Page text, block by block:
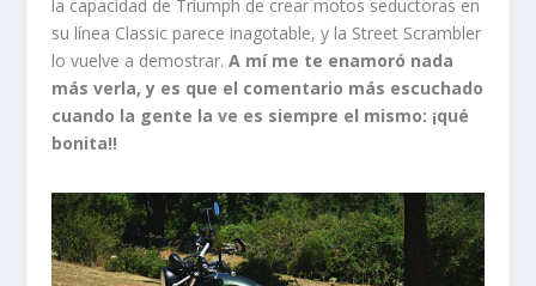
la capacidad de Triumph de crear motos seductoras en
su línea Classic parece inagotable, y la Street Scrambler
lo vuelve a demostrar. A mí me te enamoró nada
más verla, y es que el comentario más escuchado
cuando la gente la ve es siempre el mismo: ¡qué
bonita!!